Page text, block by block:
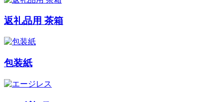
返礼品用 茶箱
包装紙